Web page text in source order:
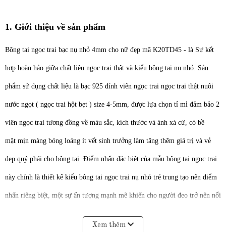
1. Giới thiệu về sản phẩm
Bông tai ngọc trai bạc nụ nhỏ 4mm cho nữ đẹp mã K20TD45 - là Sự kết
hợp hoàn hảo giữa chất liệu ngọc trai thật và kiểu bông tai nụ nhỏ. Sản
phẩm sử dụng chất liệu là bạc 925 đính viên ngọc trai ngọc trai thật nuôi
nước ngọt ( ngọc trai hột bẹt ) size 4-5mm, được lựa chọn tỉ mỉ đảm bảo 2
viên ngọc trai tương đồng về màu sắc, kích thước và ánh xà cừ, có bề
mặt mịn màng bóng loáng ít vết sinh trưởng làm tăng thêm giá trị và vẻ
đẹp quý phái cho bông tai. Điểm nhấn đặc biệt của mẫu bông tai ngọc trai
này chính là thiết kế kiểu bông tai ngọc trai nụ nhỏ trẻ trung tạo nên điểm
nhấn riêng biệt, một sự ấn tượng mạnh mẽ khiến cho người đeo trở nên nổi
Xem thêm